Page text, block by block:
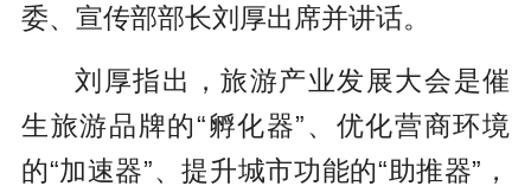
委、宣传部部长刘厚出席并讲话。
刘厚指出，旅游产业发展大会是催
生旅游品牌的“孵化器”、优化营商环境
的“加速器”、提升城市功能的“助推器”，